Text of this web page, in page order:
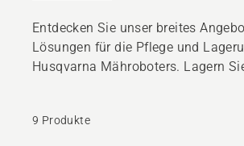
Entdecken Sie unser breites
Lösungen für die Pflege und
Husqvarna Mähroboters. Lagern
9 Produkte